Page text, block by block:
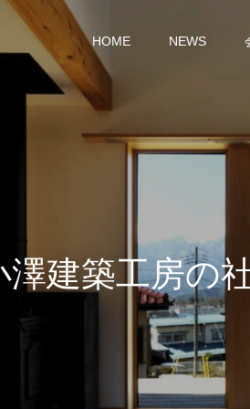
HOME NEWS
工房の社長と